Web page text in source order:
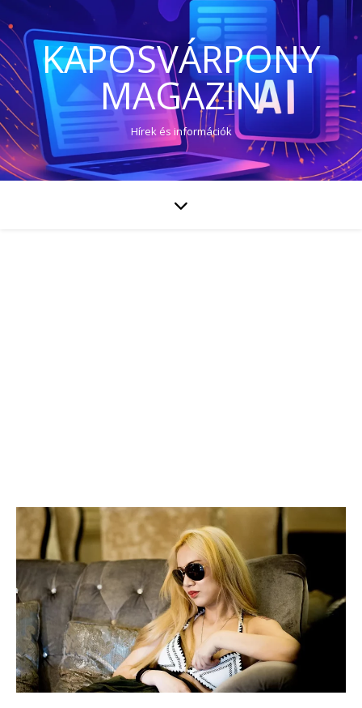
KAPOSVÁRPONY
MAGAZIN
Hírek és információk